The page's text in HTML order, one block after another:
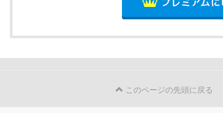
このページの先頭に戻る